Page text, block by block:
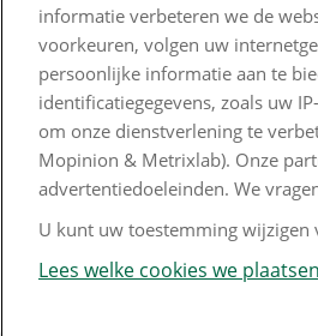
Verlof
Kinderen
Waardeoverdracht
informatie verbeteren we de
voorkeuren, volgen uw
persoonlijke informatie aan te
identificatiegegevens, zoals uw
om onze dienstverlening te
Mopinion & Metrixlab). Onze
advertentiedoeleinden. We
U kunt uw toestemming
Lees welke cookies we